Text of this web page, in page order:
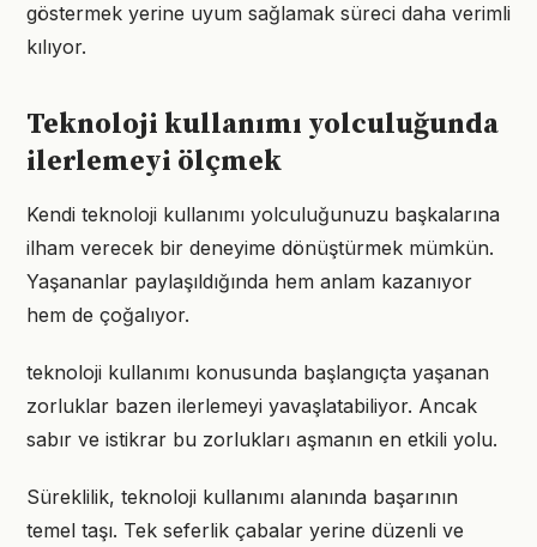
göstermek yerine uyum sağlamak süreci daha verimli
kılıyor.
Teknoloji kullanımı yolculuğunda
ilerlemeyi ölçmek
Kendi teknoloji kullanımı yolculuğunuzu başkalarına
ilham verecek bir deneyime dönüştürmek mümkün.
Yaşananlar paylaşıldığında hem anlam kazanıyor
hem de çoğalıyor.
teknoloji kullanımı konusunda başlangıçta yaşanan
zorluklar bazen ilerlemeyi yavaşlatabiliyor. Ancak
sabır ve istikrar bu zorlukları aşmanın en etkili yolu.
Süreklilik, teknoloji kullanımı alanında başarının
temel taşı. Tek seferlik çabalar yerine düzenli ve